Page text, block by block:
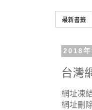
最新書籤
2018
台灣
網址凍
網址刪